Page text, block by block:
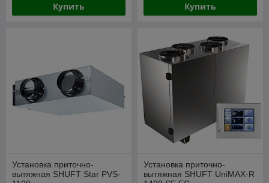
Купить Купить
Установка приточно-
вытяжная SHUFT Star PVS-
Установка приточно-
вытяжная SHUFT UniMAX-R